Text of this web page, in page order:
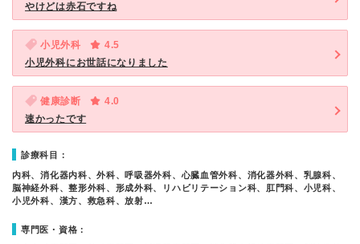
やけどは赤石ですね
小児外科
4.5
小児外科にお世話になりました
健康診断
4.0
速かったです
診療科目：
内科、消化器内科、外科、呼吸器外科、心臓血管外科、消化器外科、乳腺科、
脳神経外科、整形外科、形成外科、リハビリテーション科、肛門科、小児科、
小児外科、漢方、救急科、放射…
専門医・資格：